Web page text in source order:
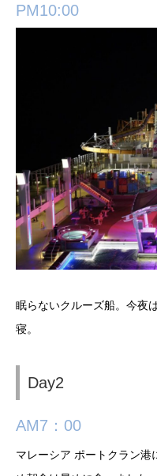
PM10:00
眠らないクルーズ船。今夜
寝。
Day2
AM7：00
マレーシア ポートクラン港